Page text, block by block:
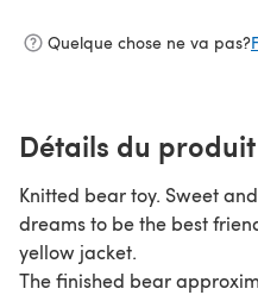
Quelque chose ne va pas?
Détails du produit
Knitted bear toy. Sweet
dreams to be the best
yellow jacket.
The finished bear